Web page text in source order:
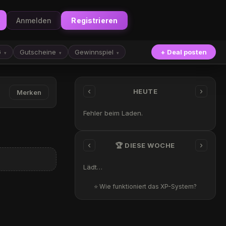
Anmelden Registrieren
▾ Gutscheine ▾ Gewinnspiel ▾ + Deal posten
Merken ‹ HEUTE ›
Fehler beim Laden.
‹ 🏆 DIESE WOCHE ›
Lädt…
⭐ Wie funktioniert das XP-System?